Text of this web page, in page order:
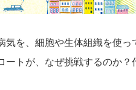
気を、細胞や生体組織を使
トが、なぜ挑戦するのか？